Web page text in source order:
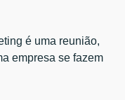
é uma reunião,
empresa se fazem